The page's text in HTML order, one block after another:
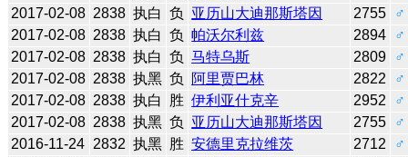
2017-02-08 2838 执白 负 亚历山大迪那斯塔因 2755
♂
2017-02-08 2838 执白 负 帕沃尔利兹 2894
♂
2017-02-08 2838 执白 负 马特乌斯 2809
♂
2017-02-08 2838 执黑 负 阿里贾巴林 2822
♂
2017-02-08 2838 执白 胜 伊利亚什克辛 2952
♂
2017-02-08 2838 执黑 负 亚历山大迪那斯塔因 2755
♂
2016-11-24 2832 执黑 胜 安德里克拉维茨 2712
♂